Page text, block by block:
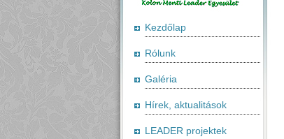
Kezdőlap
Rólunk
Galéria
Hírek, aktualitások
LEADER projektek